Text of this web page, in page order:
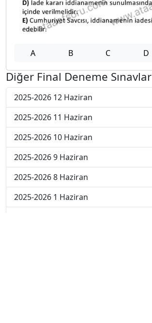
A B C D
Diğer Final Deneme
2025-2026 12 Haziran
2025-2026 11 Haziran
2025-2026 10 Haziran
2025-2026 9 Haziran
2025-2026 8 Haziran
2025-2026 1 Haziran